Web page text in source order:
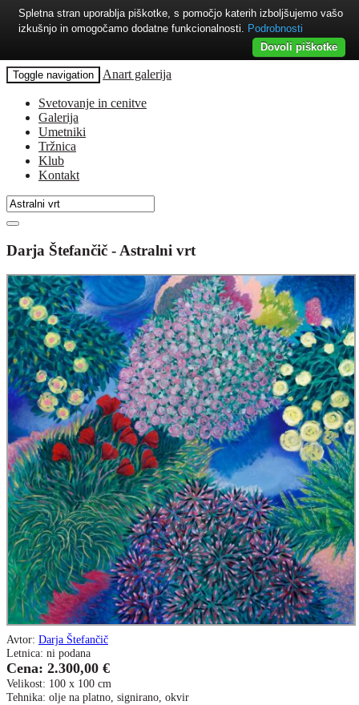
Toggle navigation Anart galerija
Svetovanje in cenitve
Galerija
Umetniki
Tržnica
Klub
Kontakt
Darja Štefančič - Astralni vrt
Avtor: Darja Štefančič
Letnica: ni podana
Cena: 2.300,00 €
Velikost: 100 x 100 cm
Tehnika: olje na platno, signirano, okvir
Spletna stran uporablja piškotke, s pomočjo katerih izboljšujemo vašo
izkušnjo in omogočamo dodatne funkcionalnosti. Podrobnosti
Dovoli piškotke